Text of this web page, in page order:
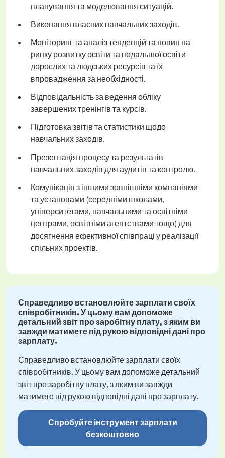
планування та моделювання ситуацій.
Виконання власних навчальних заходів.
Моніторинг та аналіз тенденцій та новин на
ринку розвитку освіти та подальшої освіти
дорослих та людських ресурсів та їх
впровадження за необхідності.
Відповідальність за ведення обліку
завершених тренінгів та курсів.
Підготовка звітів та статистики щодо
навчальних заходів.
Презентація процесу та результатів
навчальних заходів для аудитів та контролю.
Комунікація з іншими зовнішніми компаніями
та установами (середніми школами,
університетами, навчальними та освітніми
центрами, освітніми агентствами тощо) для
досягнення ефективної співпраці у реалізації
спільних проектів.
Справедливо встановлюйте зарплати своїх
співробітників. У цьому вам допоможе
детальний звіт про заробітну плату, з яким ви
завжди матимете під рукою відповідні дані про
зарплату.
Справедливо встановлюйте зарплати своїх
співробітників. У цьому вам допоможе детальний
звіт про заробітну плату, з яким ви завжди
матимете під рукою відповідні дані про зарплату.
Спробуйте інструмент зарплати
безкоштовно